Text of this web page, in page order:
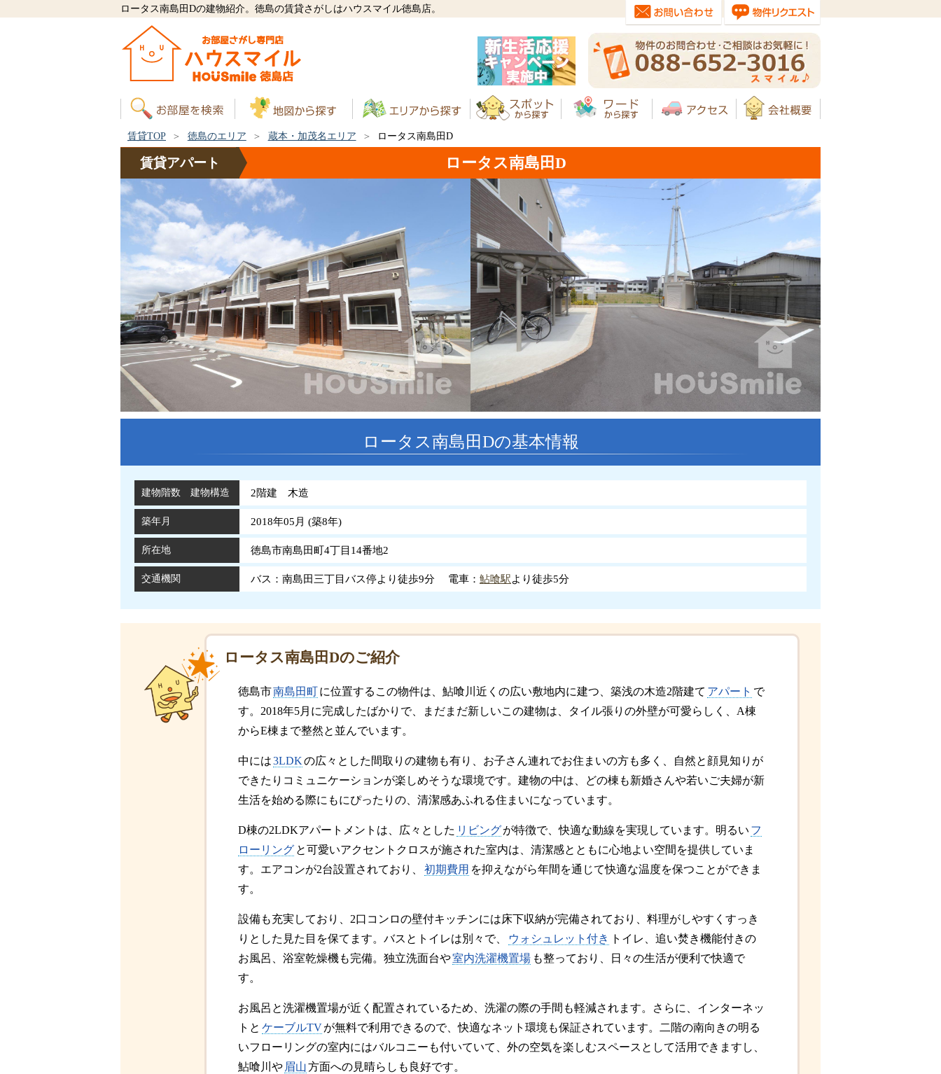
ロータス南島田Dの建物紹介。徳島の賃貸さがしはハウスマイル徳島店。
賃貸TOP 徳島のエリア 蔵本・加茂名エリア ロータス南島田D
賃貸アパート ロータス南島田D
ロータス南島田Dの基本情報
建物階数 建物構造 2階建 木造
築年月 2018年05月 (築8年)
所在地 徳島市南島田町4丁目14番地2
交通機関 バス：南島田三丁目バス停より徒歩9分 電車： 鮎喰駅より徒歩5分
ロータス南島田Dのご紹介
徳島市南島田町に位置するこの物件は、鮎喰川近くの広い敷地内に建つ、築浅の木造2階建て アパート で
す。2018年5月に完成したばかりで、まだまだ新しいこの建物は、タイル張りの外壁が可愛らしく、A棟
からE棟まで整然と並んでいます。
中には3LDKの広々とした間取りの建物も有り、お子さん連れでお住まいの方も多く、自然と顔見知りが
できたりコミュニケーションが楽しめそうな環境です。建物の中は、どの棟も新婚さんや若いご夫婦が新
生活を始める際にもにぴったりの、清潔感あふれる住まいになっています。
D棟の2LDKアパートメントは、広々とした リビングが特徴で、快適な動線を実現しています。明るい フ
ローリング と可愛いアクセントクロスが施された室内は、清潔感とともに心地よい空間を提供していま
す。エアコンが2台設置されており、
初期費用 を抑えながら年間を通じて快適な温度を保つことができま
す。
設備も充実しており、2口コンロの壁付キッチンには床下収納が完備されており、料理がしやすくすっき
りとした見た目を保てます。バスとトイレは別々で、
ウォシュレット付き
トイレ、追い焚き機能付きの
お風呂、浴室乾燥機も完備。独立洗面台や室内洗濯機置場 も整っており、日々の生活が便利で快適で
す。
お風呂と洗濯機置場が近く配置されているため、洗濯の際の手間も軽減されます。さらに、インターネッ
トと ケーブルTVが無料で利用できるので、快適なネット環境も保証されています。二階の南向きの明る
いフローリングの室内にはバルコニーも付いていて、外の空気を楽しむスペースとして活用できますし、
鮎喰川や 眉山方面への見晴らしも良好です。